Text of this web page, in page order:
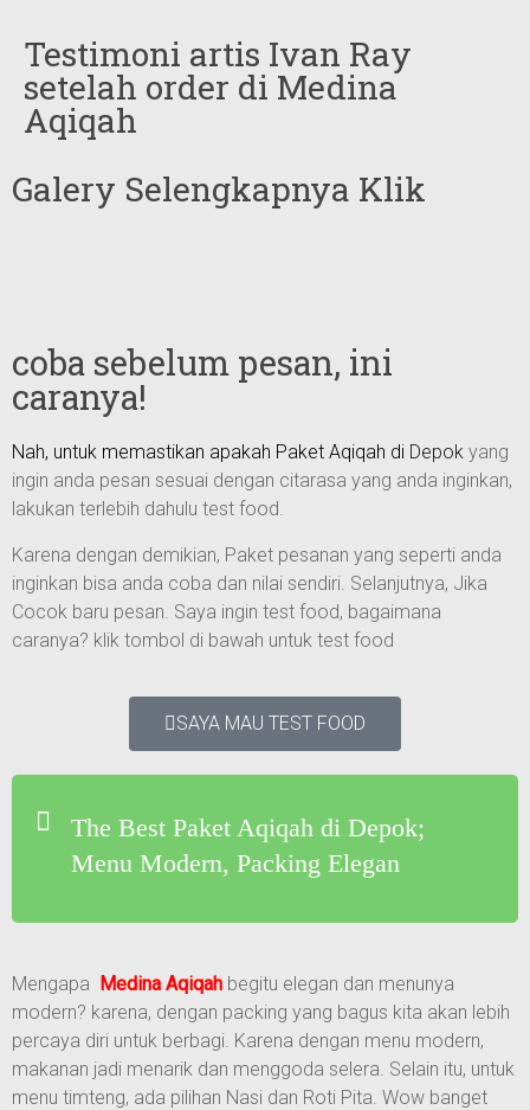
Testimoni artis Ivan Ray
setelah order di Medina
Aqiqah
Galery Selengkapnya Klik
coba sebelum pesan, ini
caranya!
Nah, untuk memastikan apakah Paket Aqiqah di Depok yang
ingin anda pesan sesuai dengan citarasa yang anda inginkan,
lakukan terlebih dahulu test food.
Karena dengan demikian, Paket pesanan yang seperti anda
inginkan bisa anda coba dan nilai sendiri. Selanjutnya, Jika
Cocok baru pesan. Saya ingin test food, bagaimana
caranya? klik tombol di bawah untuk test food
SAYA MAU TEST FOOD
The Best Paket Aqiqah di Depok;
Menu Modern, Packing Elegan
Mengapa Medina Aqiqah begitu elegan dan menunya
modern? karena, dengan packing yang bagus kita akan lebih
percaya diri untuk berbagi. Karena dengan menu modern,
makanan jadi menarik dan menggoda selera. Selain itu, untuk
menu timteng, ada pilihan Nasi dan Roti Pita. Wow banget